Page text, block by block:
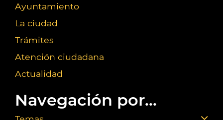
Ayuntamiento
La ciudad
Trámites
Atención ciudadana
Actualidad
Navegación por...